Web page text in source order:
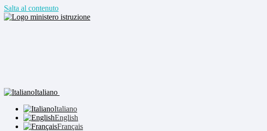
Salta al contenuto
Italiano
Italiano
English
Français